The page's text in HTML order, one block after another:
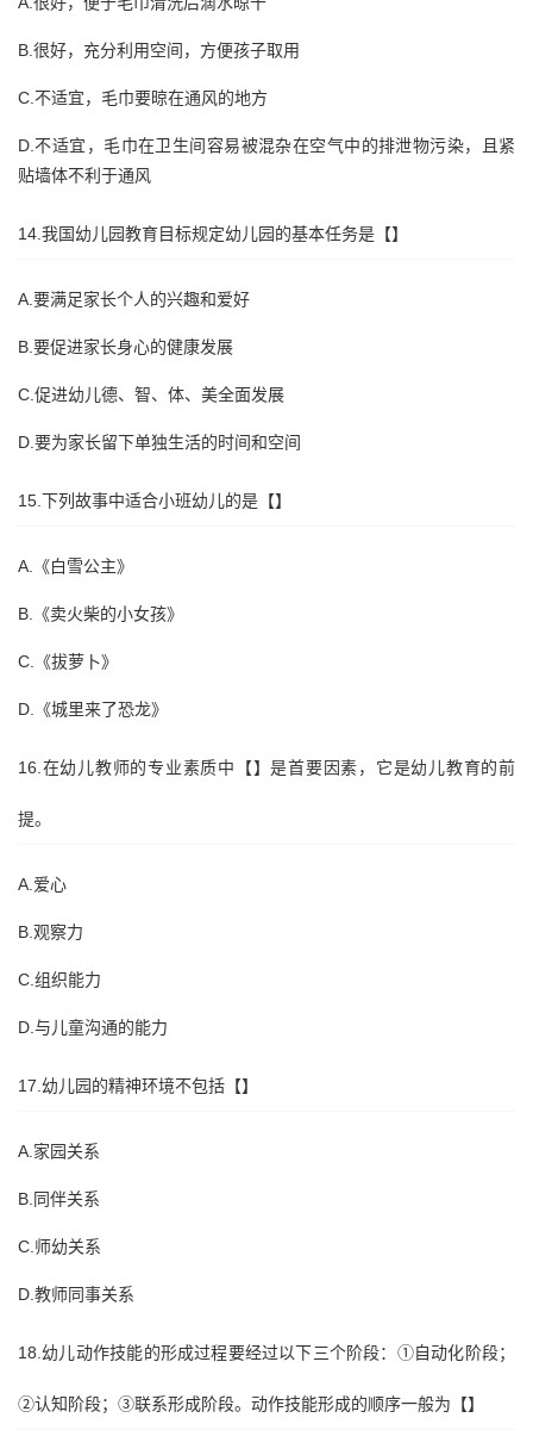
B.很好，充分利用空间，方便孩子取用
C.不适宜，毛巾要晾在通风的地方
D.不适宜，毛巾在卫生间容易被混杂在空气中的排泄物污染，且紧
贴墙体不利于通风
14.我国幼儿园教育目标规定幼儿园的基本任务是【】
A.要满足家长个人的兴趣和爱好
B.要促进家长身心的健康发展
C.促进幼儿德、智、体、美全面发展
D.要为家长留下单独生活的时间和空间
15.下列故事中适合小班幼儿的是【】
A.《白雪公主》
B.《卖火柴的小女孩》
C.《拔萝卜》
D.《城里来了恐龙》
16.在幼儿教师的专业素质中【】是首要因素，它是幼儿教育的前
提。
A.爱心
B.观察力
C.组织能力
D.与儿童沟通的能力
17.幼儿园的精神环境不包括【】
A.家园关系
B.同伴关系
C.师幼关系
D.教师同事关系
18.幼儿动作技能的形成过程要经过以下三个阶段：①自动化阶段；
②认知阶段；③联系形成阶段。动作技能形成的顺序一般为【】